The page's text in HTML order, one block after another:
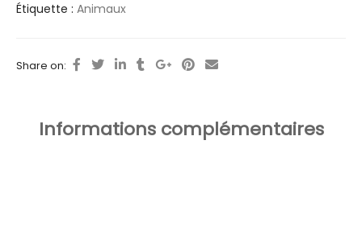
Étiquette : Animaux
Share on:
Informations complémentaires